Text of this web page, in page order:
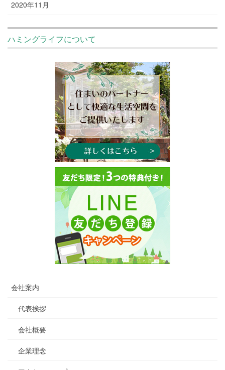
2020年11月
ハミングライフについて
会社案内
代表挨拶
会社概要
企業理念